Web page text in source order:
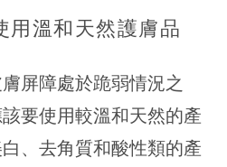
用溫和天然護膚品
屏障處於跪弱情況之
要使用較溫和天然的產
、去角質和酸性類的產